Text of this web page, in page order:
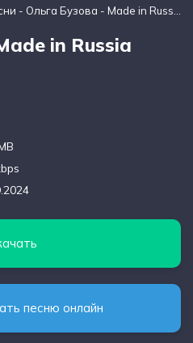
- Ольга Бузова - Made in Russia
in Russia
песню онлайн